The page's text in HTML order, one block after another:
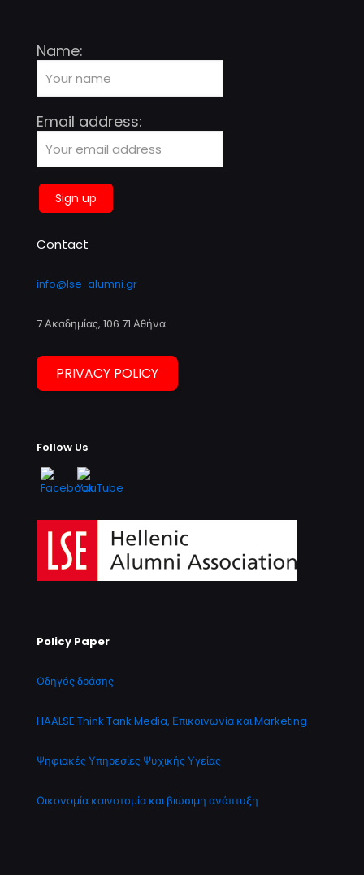
Name:
Email address:
Contact
info@lse-alumni.gr
7 Ακαδημίας, 106 71 Αθήνα
PRIVACY POLICY
Follow Us
Policy Paper
Οδηγός δράσης
HAALSE Think Tank Media, Επικοινωνία και Marketing
Ψηφιακές Υπηρεσίες Ψυχικής Υγείας
Οικονομία καινοτομία και βιώσιμη ανάπτυξη